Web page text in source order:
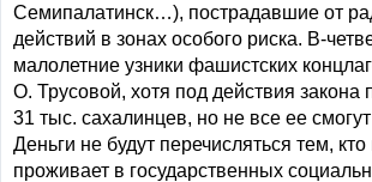
Семипалатинск…), пострадавшие от
действий в зонах особого риска. В-
малолетние узники фашистских
О. Трусовой, хотя под действия закона
31 тыс. сахалинцев, но не все ее
Деньги не будут перечисляться тем,
проживает в государственных